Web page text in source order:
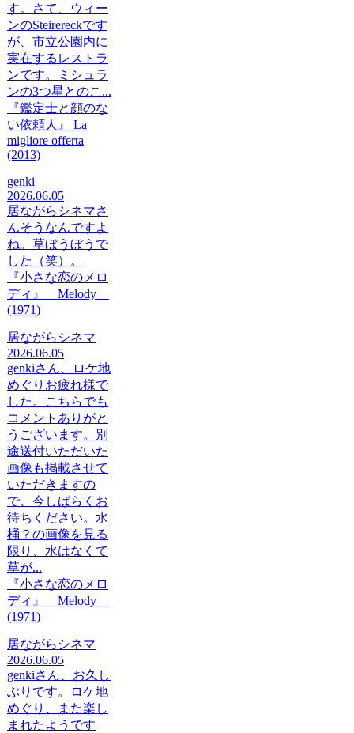
す。さて、ウィー
ンのSteirereckです
が、市立公園内に
実在するレストラ
ンです。ミシュラ
ンの3つ星とのこ...
『鑑定士と顔のな
い依頼人』 La
migliore offerta
(2013)
genki
2026.06.05
居ながらシネマさ
んそうなんですよ
ね。草ぼうぼうで
した（笑）。
『小さな恋のメロ
ディ』 Melody
(1971)
居ながらシネマ
2026.06.05
genkiさん、ロケ地
めぐりお疲れ様で
した。こちらでも
コメントありがと
うございます。別
途送付いただいた
画像も掲載させて
いただきますの
で、今しばらくお
待ちください。水
桶？の画像を見る
限り、水はなくて
草が...
『小さな恋のメロ
ディ』 Melody
(1971)
居ながらシネマ
2026.06.05
genkiさん、お久し
ぶりです。ロケ地
めぐり、また楽し
まれたようです